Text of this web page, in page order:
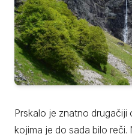
Prskalo je znatno
kojima je do sada bilo reči.